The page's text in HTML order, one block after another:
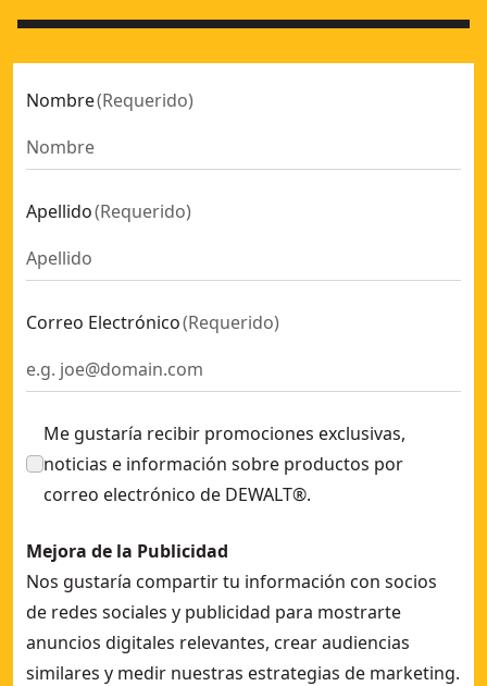
Nombre(Requerido)
Apellido(Requerido)
Correo Electrónico(Requerido)
Me gustaría recibir promociones exclusivas,
noticias e información sobre productos por
correo electrónico de DEWALT®.
Mejora de la Publicidad
Nos gustaría compartir tu información con socios
de redes sociales y publicidad para mostrarte
anuncios digitales relevantes, crear audiencias
similares y medir nuestras estrategias de marketing.